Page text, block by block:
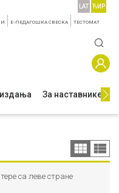
Е-ПЕДАГОШКА СВЕСКА TЕСТОМАТ
LAT ЋИР
За наставнике
са леве стране